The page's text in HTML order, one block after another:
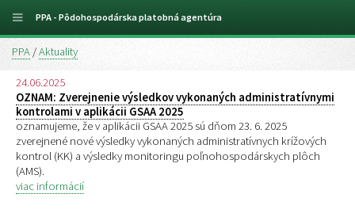
PPA /Aktuality
24.06.2025
OZNAM: Zverejnenie výsledkov vykonaných administratívnymi
kontrolami v aplikácii GSAA 2025
oznamujeme, že v aplikácii GSAA 2025 sú dňom 23. 6. 2025
zverejnené nové výsledky vykonaných administratívnych krížových
kontrol (KK) a výsledky monitoringu poľnohospodárskych plôch
(AMS).
viac informácií
PPA - Pôdohospodárska platobná agentúra